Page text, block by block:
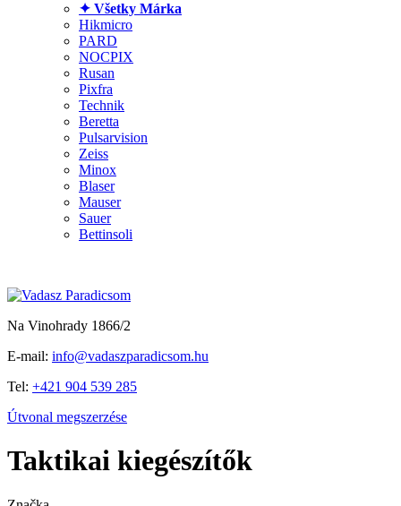
✦ Všetky Márka
Hikmicro
PARD
NOCPIX
Rusan
Pixfra
Technik
Beretta
Pulsarvision
Zeiss
Minox
Blaser
Mauser
Sauer
Bettinsoli
Na Vinohrady 1866/2
E-mail: info@vadaszparadicsom.hu
Tel: +421 904 539 285
Útvonal megszerzése
Taktikai kiegészítők